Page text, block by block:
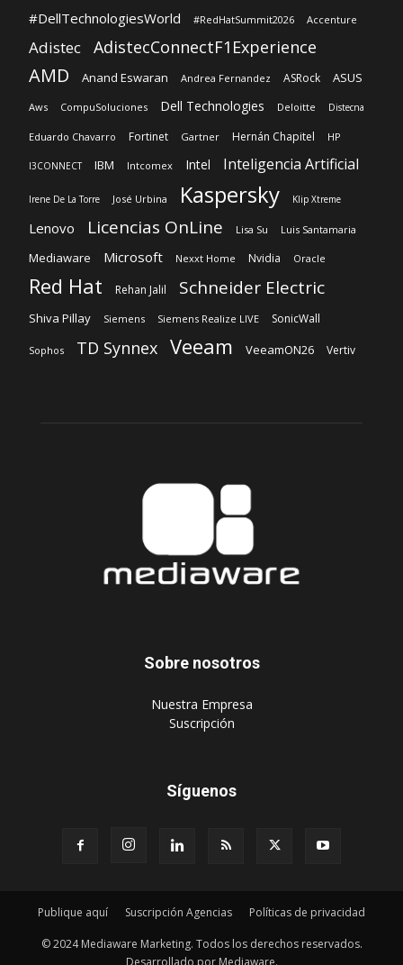
#DellTechnologiesWorld #RedHatSummit2026 Accenture
Adistec AdistecConnectF1Experience
AMD Anand Eswaran Andrea Fernandez ASRock ASUS
Aws CompuSoluciones Dell Technologies Deloitte Distecna
Eduardo Chavarro Fortinet Gartner Hernán Chapitel HP
I3CONNECT IBM Intcomex Intel Inteligencia Artificial
Irene De La Torre José Urbina Kaspersky Klip Xtreme
Lenovo Licencias OnLine Lisa Su Luis Santamaria
Mediaware Microsoft Nexxt Home Nvidia Oracle
Red Hat Rehan Jalil Schneider Electric
Shiva Pillay Siemens Siemens Realize LIVE SonicWall
Sophos TD Synnex Veeam VeeamON26 Vertiv
Sobre nosotros
‎Nuestra Empresa
‎Suscripción
Síguenos
Publique aquí Suscripción Agencias Políticas de privacidad
© 2024 Mediaware Marketing. Todos los derechos reservados.
Desarrollado por Mediaware.